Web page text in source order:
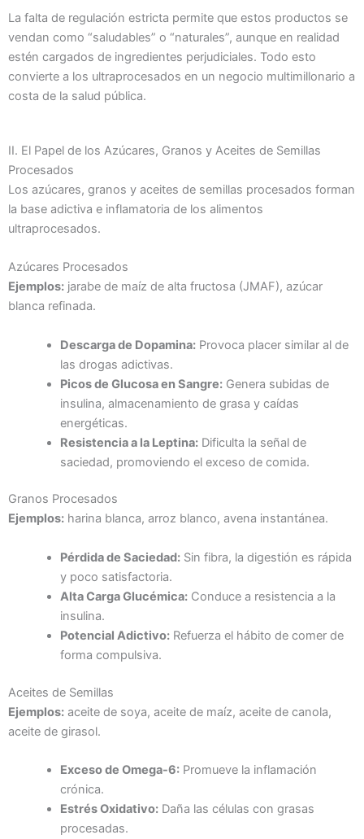
La falta de regulación estricta permite que estos productos se
vendan como “saludables” o “naturales”, aunque en realidad
estén cargados de ingredientes perjudiciales. Todo esto
convierte a los ultraprocesados en un negocio multimillonario a
costa de la salud pública.
II. El Papel de los Azúcares, Granos y Aceites de Semillas
Procesados
Los azúcares, granos y aceites de semillas procesados forman
la base adictiva e inflamatoria de los alimentos
ultraprocesados.
Azúcares Procesados
Ejemplos: jarabe de maíz de alta fructosa (JMAF), azúcar
blanca refinada.
Descarga de Dopamina:Provoca placer similar al de
las drogas adictivas.
Picos de Glucosa en Sangre:Genera subidas de
insulina, almacenamiento de grasa y caídas
energéticas.
Resistencia a la Leptina:Dificulta la señal de
saciedad, promoviendo el exceso de comida.
Granos Procesados
Ejemplos: harina blanca, arroz blanco, avena instantánea.
Pérdida de Saciedad:Sin fibra, la digestión es rápida
y poco satisfactoria.
Alta Carga Glucémica:Conduce a resistencia a la
insulina.
Potencial Adictivo:Refuerza el hábito de comer de
forma compulsiva.
Aceites de Semillas
Ejemplos: aceite de soya, aceite de maíz, aceite de canola,
aceite de girasol.
Exceso de Omega-6:Promueve la inflamación
crónica.
Estrés Oxidativo:Daña las células con grasas
procesadas.